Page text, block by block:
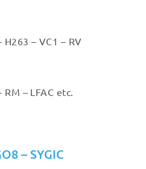
– VC1 – RV
– LFAC etc.
– SYGIC